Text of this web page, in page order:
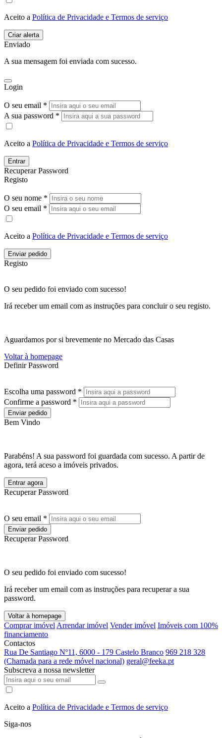
Aceito a Política de Privacidade e Termos de serviço
Enviado
A sua mensagem foi enviada com sucesso.
Login
O seu email *
A sua password *
Aceito a Política de Privacidade e Termos de serviço
Entrar
Recuperar Password
Registo
O seu nome *
O seu email *
Aceito a Política de Privacidade e Termos de serviço
Enviar pedido
Registo
O seu pedido foi enviado com sucesso!
Irá receber um email com as instruções para concluir o seu registo.
Aguardamos por si brevemente no Mercado das Casas
Voltar à homepage
Definir Password
Escolha uma password *
Confirme a password *
Enviar pedido
Bem Vindo
Parabéns! A sua password foi guardada com sucesso. A partir de
agora, terá aceso a imóveis privados.
Entrar agora
Recuperar Password
O seu email *
Enviar pedido
Recuperar Password
O seu pedido foi enviado com sucesso!
Irá receber um email com as instruções para recuperar a sua
password.
Voltar à homepage
Comprar imóvel Arrendar imóvel Vender imóvel Imóveis com 100%
financiamento
Contactos
Rua De Santiago Nº11, 6000 - 179 Castelo Branco 969 218 328
(Chamada para a rede móvel nacional) geral@feeka.pt
Subscreva a nossa newsletter
Aceito a Política de Privacidade e Termos de serviço
Siga-nos